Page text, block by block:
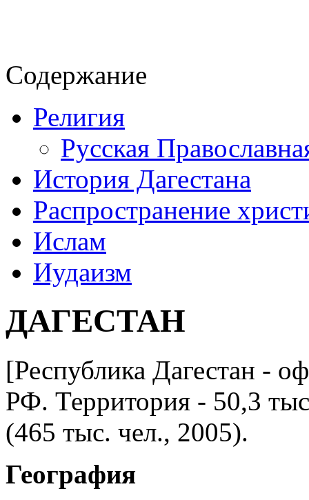
Содержание
Религия
Русская
История Дагестана
Распространение
Ислам
Иудаизм
ДАГЕСТАН
[Республика Дагестан -
РФ. Территория - 50,3
(465 тыс. чел., 2005).
География